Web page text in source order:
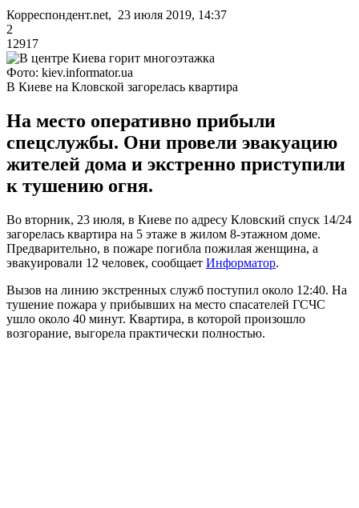
Корреспондент.net, 23 июля 2019, 14:37
2
12917
Фото: kiev.informator.ua
В Киеве на Кловской загорелась квартира
На место оперативно прибыли
спецслужбы. Они провели эвакуацию
жителей дома и экстренно приступили
к тушению огня.
Во вторник, 23 июля, в Киеве по адресу Кловский спуск 14/24
загорелась квартира на 5 этаже в жилом 8-этажном доме.
Предварительно, в пожаре погибла пожилая женщина, а
эвакуировали 12 человек, сообщает Информатор.
Вызов на линию экстренных служб поступил около 12:40. На
тушение пожара у прибывших на место спасателей ГСЧС
ушло около 40 минут. Квартира, в которой произошло
возгорание, выгорела практически полностью.